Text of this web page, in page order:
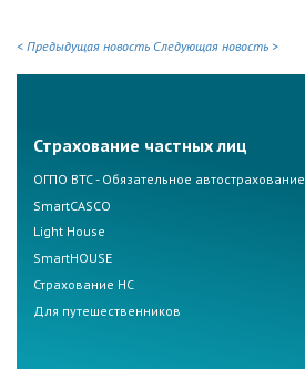
< Предыдущая новость Следующая новость >
Страхование частных лиц
ОГПО ВТС - Обязательное автострахование
SmartCASCO
Light House
SmartHOUSE
Страхование НС
Для путешественников